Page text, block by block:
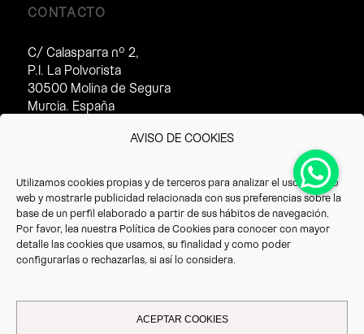
AVISO DE COOKIES
Utilizamos cookies propias y de terceros para analizar el uso del sitio
web y mostrarle publicidad relacionada con sus preferencias sobre la
base de un perfil elaborado a partir de sus hábitos de navegación.
Por favor, lea nuestra Política de Cookies para conocer con mayor
detalle las cookies que usamos, su finalidad y como poder
configurarlas o rechazarlas, si así lo considera.
ACEPTAR COOKIES
CONTACTO
C/ Calasparra nº 2,
P.I. La Polvorista
30500 Molina de Segura
Murcia. España
Horario de atención al cliente:
· Verano(15/07 – 15/09):
8:30 – 14:30h
T. +34 968 387 220
F. +34 968 387 766
info@vrioeurope.com